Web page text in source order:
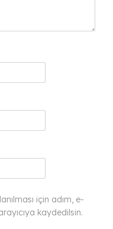
için adım, e-
kaydedilsin.